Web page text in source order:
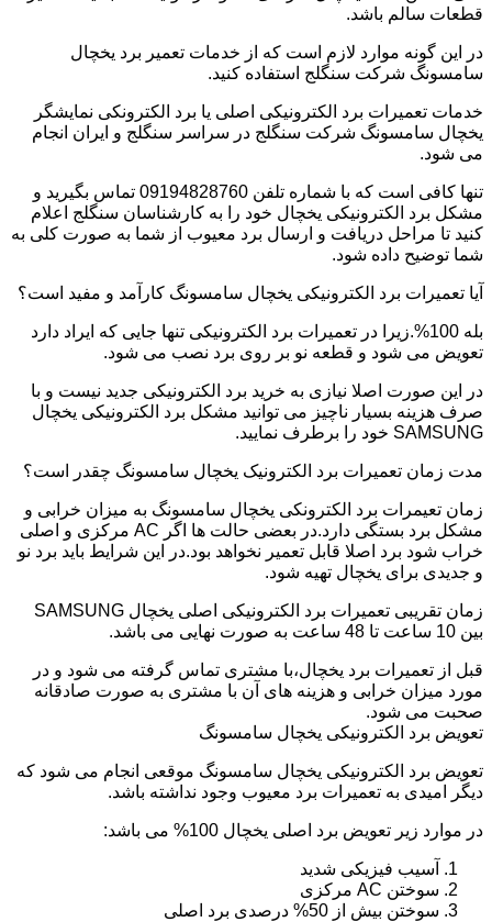
قطعات سالم باشد.
در این گونه موارد لازم است که از خدمات تعمیر برد یخچال
سامسونگ شرکت سنگلج استفاده کنید.
خدمات تعمیرات برد الکترونیکی اصلی یا برد الکترونکی نمایشگر
یخچال سامسونگ شرکت سنگلج در سراسر سنگلج و ایران انجام
می شود.
تنها کافی است که با شماره تلفن 09194828760 تماس بگیرید و
مشکل برد الکترونیکی یخچال خود را به کارشناسان سنگلج اعلام
کنید تا مراحل دریافت و ارسال برد معیوب از شما به صورت کلی به
شما توضیح داده شود.
آیا تعمیرات برد الکترونیکی یخچال سامسونگ کارآمد و مفید است؟
بله 100%.زیرا در تعمیرات برد الکترونیکی تنها جایی که ایراد دارد
تعویض می شود و قطعه نو بر روی برد نصب می شود.
در این صورت اصلا نیازی به خرید برد الکترونیکی جدید نیست و با
صرف هزینه بسیار ناچیز می توانید مشکل برد الکترونیکی یخچال
SAMSUNG خود را برطرف نمایید.
مدت زمان تعمیرات برد الکترونیک یخچال سامسونگ چقدر است؟
زمان تعیمرات برد الکترونکی یخچال سامسونگ به میزان خرابی و
مشکل برد بستگی دارد.در بعضی حالت ها اگر AC مرکزی و اصلی
خراب شود برد اصلا قابل تعمیر نخواهد بود.در این شرایط باید برد نو
و جدیدی برای یخچال تهیه شود.
زمان تقریبی تعمیرات برد الکترونیکی اصلی یخچال SAMSUNG
بین 10 ساعت تا 48 ساعت به صورت نهایی می باشد.
قبل از تعمیرات برد یخچال،با مشتری تماس گرفته می شود و در
مورد میزان خرابی و هزینه های آن با مشتری به صورت صادقانه
صحبت می شود.
تعویض برد الکترونیکی یخچال سامسونگ
تعویض برد الکترونیکی یخچال سامسونگ موقعی انجام می شود که
دیگر امیدی به تعمیرات برد معیوب وجود نداشته باشد.
در موارد زیر تعویض برد اصلی یخچال 100% می باشد:
آسیب فیزیکی شدید
سوختن AC مرکزی
سوختن بیش از 50% درصدی برد اصلی